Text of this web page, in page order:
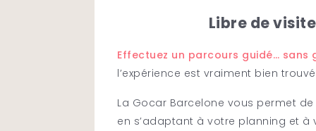
Libre de
Effectuez un parcours guidé… sans
l’expérience est vraiment bien
La Gocar Barcelone vous permet
en s’adaptant à votre planning et à